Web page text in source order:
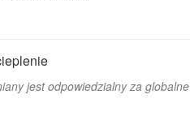
jest odpowiedzialny za globalne